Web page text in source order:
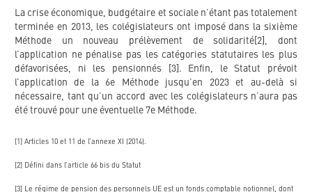
La crise économique, budgétaire et sociale n’étant pas totalement
terminée en 2013, les colégislateurs ont imposé dans la sixième
Méthode un nouveau prélèvement de solidarité[2], dont
l’application ne pénalise pas les catégories statutaires les plus
défavorisées, ni les pensionnés [3]. Enfin, le Statut prévoit
l’application de la 6e Méthode jusqu’en 2023 et au-delà si
nécessaire, tant qu’un accord avec les colégislateurs n’aura pas
été trouvé pour une éventuelle 7e Méthode.
[1] Articles 10 et 11 de l’annexe XI (2014).
[2] Défini dans l’article 66 bis du Statut
[3] Le régime de pension des personnels UE est un fonds comptable notionnel, dont